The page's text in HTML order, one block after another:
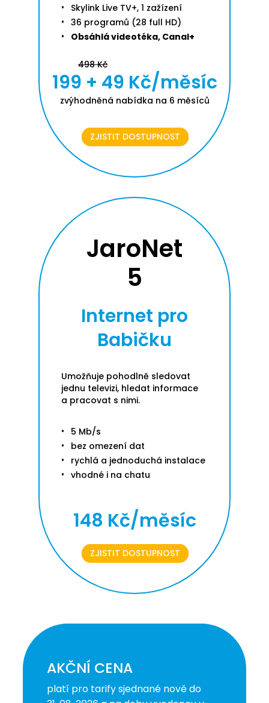
Skylink Live TV+, 1 zažízení
36 programů (28 full HD)
Obsáhlá videotéka, Canal+
498 Kč
199 + 49 Kč/měsíc
zvýhodněná nabídka na 6 měsíců
ZJISTIT DOSTUPNOST
JaroNet
5
Internet pro
Babičku
Umožňuje pohodlně sledovat
jednu televizi, hledat informace
a pracovat s nimi.
5 Mb/s
bez omezení dat
rychlá a jednoduchá instalace
vhodné i na chatu
148 Kč/měsíc
ZJISTIT DOSTUPNOST
AKČNÍ CENA
platí pro tarify sjednané nově do